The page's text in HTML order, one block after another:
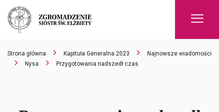
Strona główna Kapituła Generalna 2023
Najnowsze wiadomości
Nysa
Przygotowania nadszedł czas